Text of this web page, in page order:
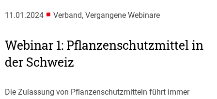
11.01.2024 ■ Verband, Vergangene Webinare
Webinar 1: Pflanzenschutzmittel in
der Schweiz
Die Zulassung von Pflanzenschutzmitteln führt immer